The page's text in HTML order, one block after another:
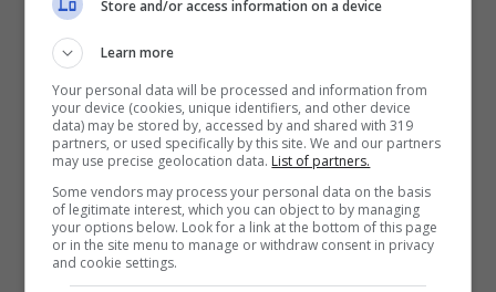
Cassandra aveva definito questo
imprenditore, che per molte caratteristiche
ricorda il fondatore delle ecomafie, l’avvocato
di Parete Cipriano Chianese che aveva molti
interessi immobiliari a Formia e a Sperlonga,
“un uomo di Nicola Cosentino” (ex
sottosegretario di Forza Italia al Ministero
Store and/or access information on a device
Learn more
Your personal data will be processed and information from
your device (cookies, unique identifiers, and other device
data) may be stored by, accessed by and shared with 319
partners, or used specifically by this site. We and our partners
may use precise geolocation data. List of partners.
Some vendors may process your personal data on the basis
of legitimate interest, which you can object to by managing
your options below. Look for a link at the bottom of this page
or in the site menu to manage or withdraw consent in privacy
and cookie settings.